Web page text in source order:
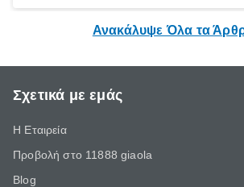
Ανακάλυψε Όλα τα
Σχετικά με εμάς
Η Εταιρεία
Προβολή στο 11888 giaola
Blog